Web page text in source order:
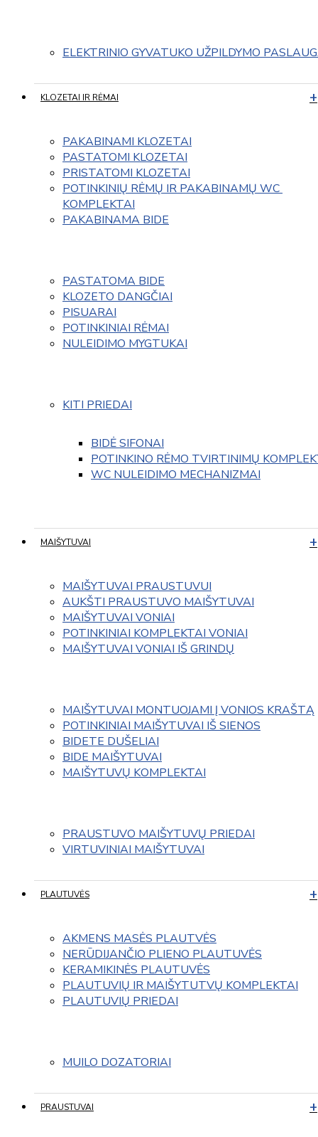
ELEKTRINIO GYVATUKO UŽPILDYMO
KLOZETAI IR RĖMAI
PAKABINAMI KLOZETAI
PASTATOMI KLOZETAI
PRISTATOMI KLOZETAI
POTINKINIŲ RĖMŲ IR PAKABINAMŲ WC
KOMPLEKTAI
PAKABINAMA BIDE
PASTATOMA BIDE
KLOZETO DANGČIAI
PISUARAI
POTINKINIAI RĖMAI
NULEIDIMO MYGTUKAI
KITI PRIEDAI
BIDĖ SIFONAI
POTINKINO RĖMO TVIRTINIMŲ
WC NULEIDIMO MECHANIZMAI
MAIŠYTUVAI
MAIŠYTUVAI PRAUSTUVUI
AUKŠTI PRAUSTUVO MAIŠYTUVAI
MAIŠYTUVAI VONIAI
POTINKINIAI KOMPLEKTAI VONIAI
MAIŠYTUVAI VONIAI IŠ GRINDŲ
MAIŠYTUVAI MONTUOJAMI Į VONIOS KRAŠTĄ
POTINKINIAI MAIŠYTUVAI IŠ SIENOS
BIDETE DUŠELIAI
BIDE MAIŠYTUVAI
MAIŠYTUVŲ KOMPLEKTAI
PRAUSTUVO MAIŠYTUVŲ PRIEDAI
VIRTUVINIAI MAIŠYTUVAI
PLAUTUVĖS
AKMENS MASĖS PLAUTVĖS
NERŪDIJANČIO PLIENO PLAUTUVĖS
KERAMIKINĖS PLAUTUVĖS
PLAUTUVIŲ IR MAIŠYTUTVŲ KOMPLEKTAI
PLAUTUVIŲ PRIEDAI
MUILO DOZATORIAI
PRAUSTUVAI